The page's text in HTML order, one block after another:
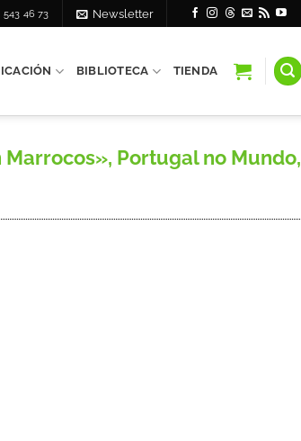
543 46 73 Newsletter
BIBLIOTECA TIENDA
Portugal no Mundo,